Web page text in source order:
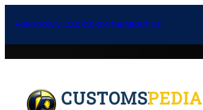
HOMEDOWNLOADFAQKONTAKABOUT US
CUSTOMSPEDIA